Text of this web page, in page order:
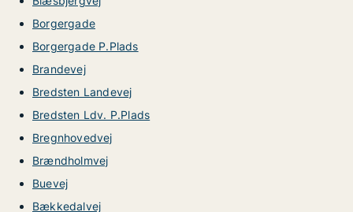
Borgergade
Borgergade P.Plads
Brandevej
Bredsten Landevej
Bredsten Ldv. P.Plads
Bregnhovedvej
Brændholmvej
Buevej
Bækkedalvej